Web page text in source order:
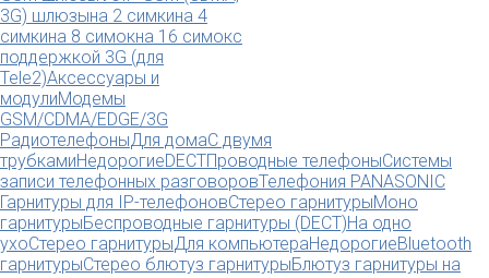
3G) шлюзына 2 симкина 4
симкина 8 симокна 16 симокс
поддержкой 3G (для
Tele2)Аксессуары и
модулиМодемы
GSM/CDMA/EDGE/3G
РадиотелефоныДля домаС двумя
трубкамиНедорогиеDECTПроводные телефоныСистемы
записи телефонных разговоровТелефония PANASONIC
Гарнитуры для IP-телефоновСтерео гарнитурыМоно
гарнитурыБеспроводные гарнитуры (DECT)На одно
ухоСтерео гарнитурыДля компьютераНедорогиеBluetooth
гарнитурыСтерео блютуз гарнитурыБлютуз гарнитуры на